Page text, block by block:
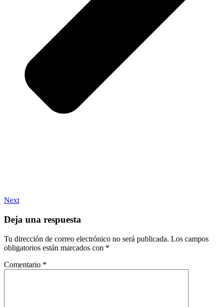
Next
Deja una respuesta
Tu dirección de correo electrónico no será publicada. Los campos
obligatorios están marcados con *
Comentario *